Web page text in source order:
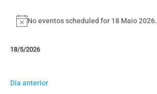
EVENTOS
FOR
MAIO
Notice
No eventos scheduled for 18 Maio 2026.
18/5/2026
Día anterior